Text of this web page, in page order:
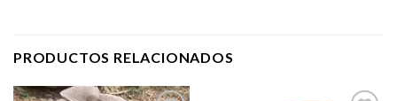
PRODUCTOS RELACIONADOS